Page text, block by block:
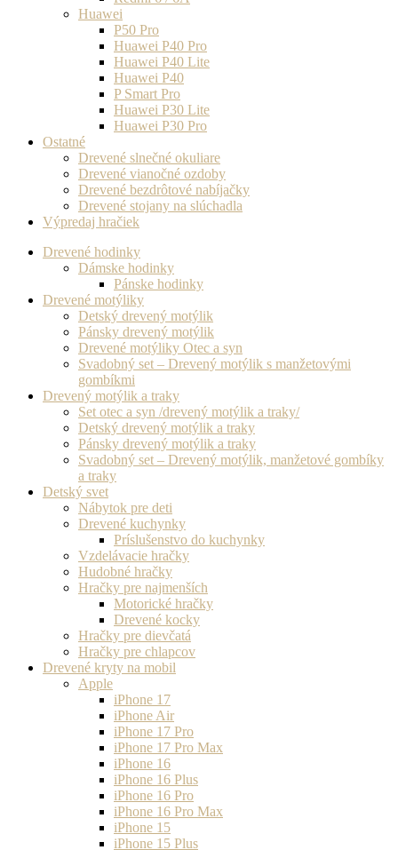
Huawei
P50 Pro
Huawei P40 Pro
Huawei P40 Lite
Huawei P40
P Smart Pro
Huawei P30 Lite
Huawei P30 Pro
Ostatné
Drevené slnečné okuliare
Drevené vianočné ozdoby
Drevené bezdrôtové nabíjačky
Drevené stojany na slúchadla
Výpredaj hračiek
Drevené hodinky
Dámske hodinky
Pánske hodinky
Drevené motýliky
Detský drevený motýlik
Pánsky drevený motýlik
Drevené motýliky Otec a syn
Svadobný set – Drevený motýlik s manžetovými
gombíkmi
Drevený motýlik a traky
Set otec a syn /drevený motýlik a traky/
Detský drevený motýlik a traky
Pánsky drevený motýlik a traky
Svadobný set – Drevený motýlik, manžetové gombíky
a traky
Detský svet
Nábytok pre deti
Drevené kuchynky
Príslušenstvo do kuchynky
Vzdelávacie hračky
Hudobné hračky
Hračky pre najmenších
Motorické hračky
Drevené kocky
Hračky pre dievčatá
Hračky pre chlapcov
Drevené kryty na mobil
Apple
iPhone 17
iPhone Air
iPhone 17 Pro
iPhone 17 Pro Max
iPhone 16
iPhone 16 Plus
iPhone 16 Pro
iPhone 16 Pro Max
iPhone 15
iPhone 15 Plus